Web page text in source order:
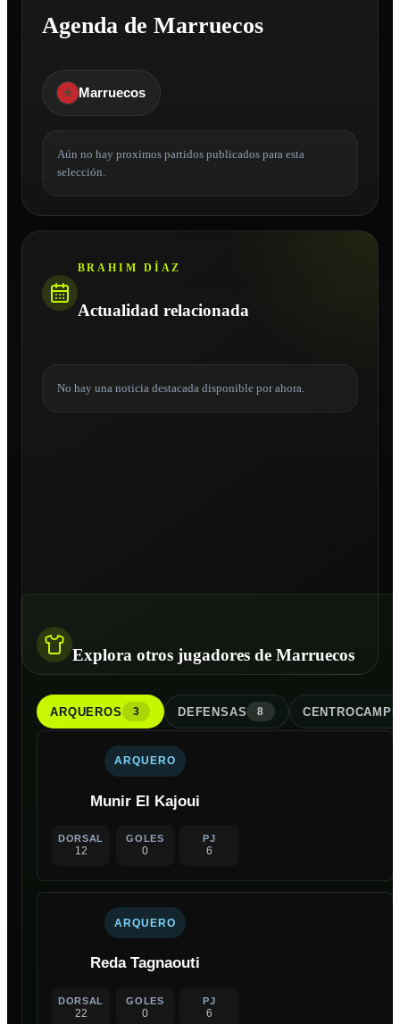
Agenda de Marruecos
Marruecos
Aún no hay proximos partidos publicados para esta
selección.
BRAHIM DÍAZ
Actualidad relacionada
No hay una noticia destacada disponible por ahora.
Explora otros jugadores de Marruecos
ARQUEROS 3 DEFENSAS 8
ARQUERO
Munir El Kajoui
DORSAL
12
GOLES
0
PJ
6
ARQUERO
Reda Tagnaouti
DORSAL
22
GOLES
0
PJ
6